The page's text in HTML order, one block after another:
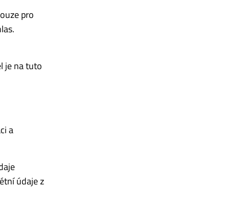
pro
je na tuto
a
údaje z